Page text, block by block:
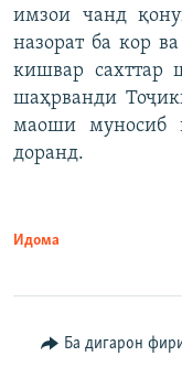
имзои чанд
назорат ба кор
кишвар сахттар
шаҳрванди
маоши муносиб
доранд.
Идома
Ба дигарон